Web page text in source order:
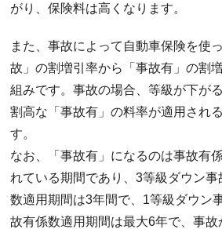
がり、保険料は高くなります。
また、事故によって自動車保険を使
故」の割増引率から「事故有」の割
組みです。事故の場合、等級が下が
割高な「事故有」の料率が適用され
す。
なお、「事故有」になるのは事故有
れている期間であり、3等級ダウン
数適用期間は3年間で、1等級ダウン
故有係数適用期間は最大6年で、事故